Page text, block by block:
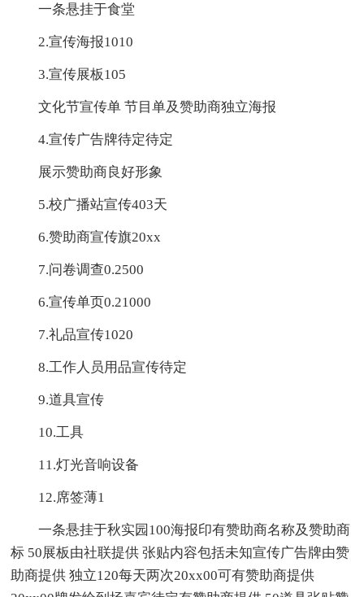
一条悬挂于食堂
2.宣传海报1010
3.宣传展板105
文化节宣传单 节目单及赞助商独立海报
4.宣传广告牌待定待定
展示赞助商良好形象
5.校广播站宣传403天
6.赞助商宣传旗20xx
7.问卷调查0.2500
6.宣传单页0.21000
7.礼品宣传1020
8.工作人员用品宣传待定
9.道具宣传
10.工具
11.灯光音响设备
12.席签薄1
一条悬挂于秋实园100海报印有赞助商名称及赞助商
标 50展板由社联提供 张贴内容包括未知宣传广告牌由赞
助商提供 独立120每天两次20xx00可有赞助商提供